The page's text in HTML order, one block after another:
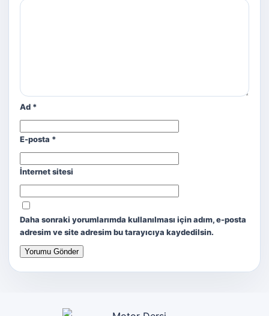
Ad *
E-posta *
İnternet sitesi
Daha sonraki yorumlarımda kullanılması için adım, e-posta
adresim ve site adresim bu tarayıcıya kaydedilsin.